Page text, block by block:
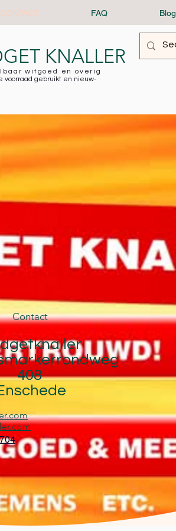
CONTACT FAQ Blog
KNALLER
witgoed en overig
voorraad gebruikt en nieuw-
Contact
408